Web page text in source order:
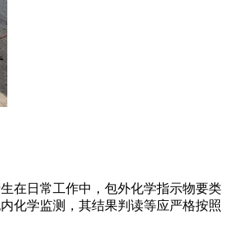
在日常工作中，包外化学指示物要类
化学监测，其结果判读等应严格按照